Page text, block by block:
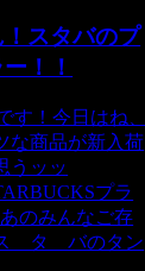
スタバのプ
！！
す！今日はね、
な商品が新入荷
うッッ
プラ
のみんなご存
ス タ バのタン